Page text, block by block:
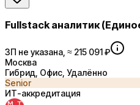
Fullstack аналитик
ЗП не указана, ≈ 215 091 ₽
Москва
Гибрид, Офис, Удалённо
Senior
ИТ-аккредитация